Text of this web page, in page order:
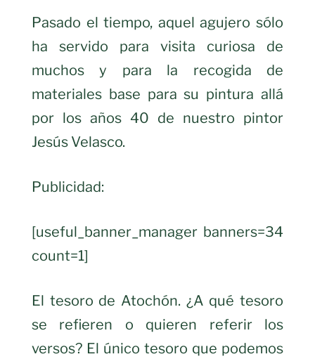
Pasado el tiempo, aquel agujero sólo
ha servido para visita curiosa de
muchos y para la recogida de
materiales base para su pintura allá
por los años 40 de nuestro pintor
Jesús Velasco.
Publicidad:
[useful_banner_manager banners=34
count=1]
El tesoro de Atochón. ¿A qué tesoro
se refieren o quieren referir los
versos? El único tesoro que podemos